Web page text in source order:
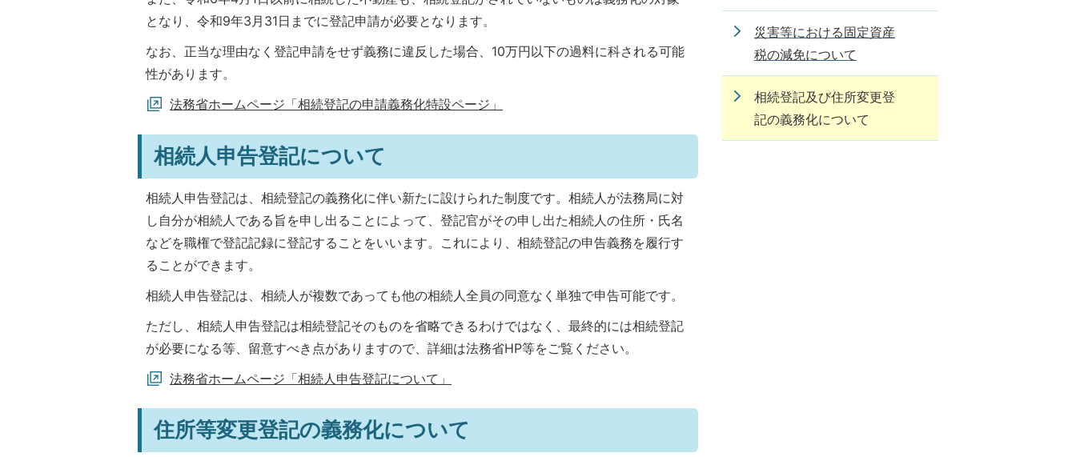
となり、令和9年3月31日までに登記申請が必要となります。
なお、正当な理由なく登記申請をせず義務に違反した場合、10万円以下の過料に科される可能
性があります。
法務省ホームページ「相続登記の申請義務化特設ページ」
相続人申告登記について
相続人申告登記は、相続登記の義務化に伴い新たに設けられた制度です。相続人が法務局に対
し自分が相続人である旨を申し出ることによって、登記官がその申し出た相続人の住所・氏名
などを職権で登記記録に登記することをいいます。これにより、相続登記の申告義務を履行す
ることができます。
相続人申告登記は、相続人が複数であっても他の相続人全員の同意なく単独で申告可能です。
ただし、相続人申告登記は相続登記そのものを省略できるわけではなく、最終的には相続登記
が必要になる等、留意すべき点がありますので、詳細は法務省HP等をご覧ください。
法務省ホームページ「相続人申告登記について」
住所等変更登記の義務化について
災害等における固定資産
税の減免について
相続登記及び住所変更登
記の義務化について